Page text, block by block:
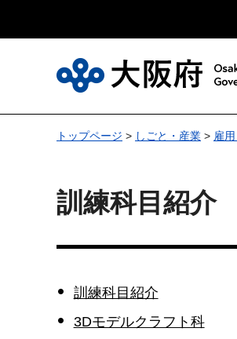
トップページ > しごと・産業 > 雇
訓練科目紹介
訓練科目紹介
3Dモデルクラフト科